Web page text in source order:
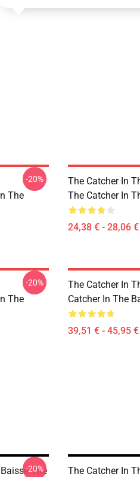
The
-20%
The Catcher In
The Catcher In
24,38 € - 28,06 €
The
-20%
The Catcher In
Catcher In The
39,51 € - 45,95 €
The
-20%
The Catcher In